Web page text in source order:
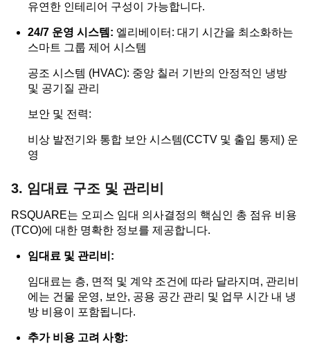
유연한 인테리어 구성이 가능합니다.
24/7 운영 시스템: 엘리베이터: 대기 시간을 최소화하는
스마트 그룹 제어 시스템
공조 시스템 (HVAC): 중앙 칠러 기반의 안정적인 냉방
및 공기질 관리
보안 및 전력:
비상 발전기와 통합 보안 시스템(CCTV 및 출입 통제) 운
영
3. 임대료 구조 및 관리비
RSQUARE는 오피스 임대 의사결정의 핵심인 총 점유 비용
(TCO)에 대한 명확한 정보를 제공합니다.
임대료 및 관리비:
임대료는 층, 면적 및 계약 조건에 따라 달라지며, 관리비
에는 건물 운영, 보안, 공용 공간 관리 및 업무 시간 내 냉
방 비용이 포함됩니다.
추가 비용 고려 사항: